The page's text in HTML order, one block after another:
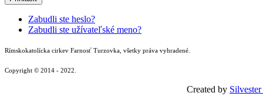
Zabudli ste heslo?
Zabudli ste užívateľské meno?
Rímskokatolícka cirkev Farnosť Turzovka, všetky práva vyhradené.
Copyright © 2014 - 2022.
Created by